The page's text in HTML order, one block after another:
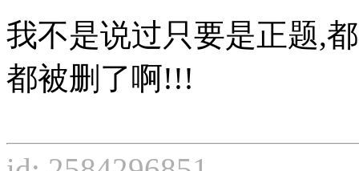
我不是说过只要是正题,
都被删了啊!!!